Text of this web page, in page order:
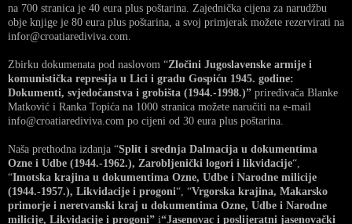
na 700 stranica je 40 eura plus poštarina. Zajednička cijena za narudžbu
obje knjige je 80 eura plus poštarina, a svoj primjerak možete rezervirati na
infor@croatiarediviva.com.
Zbirku dokumenata pod naslovom “Zločini Jugoslavenske armije i
komunistička represija u Lici i gradu Gospiću 1945. godine:
Dokumenti, svjedočanstva i grobišta (1944.-1998.)” priređivača Blanke
Matković i Ranka Topića na 1000 stranica možete naručiti na e-mail
info@croatiarediviva.com po cijeni od 30 eura plus poštarina.
Naša prethodna izdanja “Split i srednja Dalmacija u dokumentima
Ozne i Udbe (1944.-1962.), Zarobljenički logori i likvidacije“,
“Imotska krajina u dokumentima Ozne, Udbe i Narodne milicije
(1944.-1957.), Likvidacije i progoni“, “Vrgorska krajina, Makarsko
primorje i neretvanski kraj u dokumentima Ozne, Udbe i Narodne
milicije, Likvidacije i progoni” i“Jasenovac i poslijeratni jasenovački